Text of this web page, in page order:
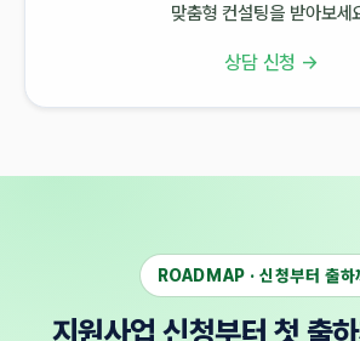
맞춤형 컨설팅을 받아보세
상담 신청 →
ROADMAP · 신청부터 출하
지원사업 신청부터 첫 출